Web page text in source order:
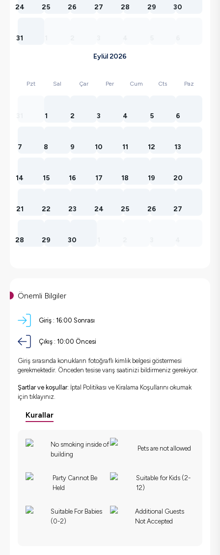
24 25 26 27 28 29 30
31
Eylül 2026
Pzt Sal Çar Per Cum Cts Paz
1 2 3 4 5 6
7 8 9 10 11 12 13
14 15 16 17 18 19 20
21 22 23 24 25 26 27
28 29 30
Önemli Bilgiler
Giriş : 16:00 Sonrası
Çıkış : 10:00 Öncesi
Giriş sırasında konukların fotoğraflı kimlik belgesi göstermesi
gerekmektedir. Önceden tesise varış saatinizi bildirmeniz gerekiyor.
Şartlar ve koşullar: İptal Politikası ve Kiralama Koşullarını okumak
için tıklayınız.
Kurallar
No smoking inside of
building
Pets are not allowed
Party Cannot Be
Held
Suitable for Kids (2-
12)
Suitable For Babies
(0-2)
Additional Guests
Not Accepted